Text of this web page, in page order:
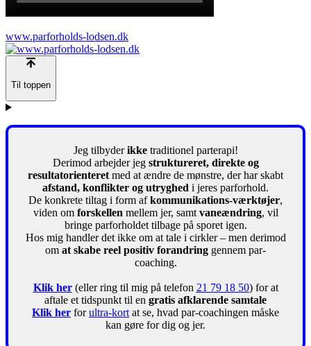
www.parforholds-lodsen.dk
Til toppen
Jeg tilbyderikke traditionel parterapi!
Derimod arbejder jeg struktureret, direkte og
resultatorienteret med at ændre de mønstre, der har skabt
afstand, konflikter og utryghed i jeres parforhold.
De konkrete tiltag i form afkommunikations-værktøjer,
viden om forskellen mellem jer, samt vaneændring, vil
bringe parforholdet tilbage på sporet igen.
Hos mig handler det ikke om at tale i cirkler – men derimod
om at skabe reel positiv forandring gennem par-
coaching.
Klik her(eller ring til mig på telefon 21 79 18 50) for at
aftale et tidspunkt til en gratis afklarende samtale
Klik her forultra-kort at se, hvad par-coachingen måske
kan gøre for dig og jer.